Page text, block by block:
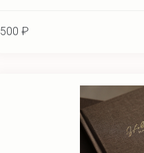
500 ₽